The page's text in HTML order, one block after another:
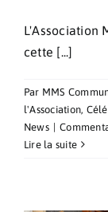
L'Association
cette [...]
Par MMS
l'Association,
News |
Lire la suite